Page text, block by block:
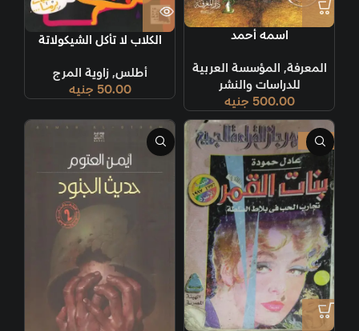
اسمه أحمد
المعرفة, المؤسسة العربية
للدراسات والنشر
500.00 جنيه
الكلاب لا تأكل الشيكولاتة
أطلس,زاوية المرج
50.00 جنيه
-10%